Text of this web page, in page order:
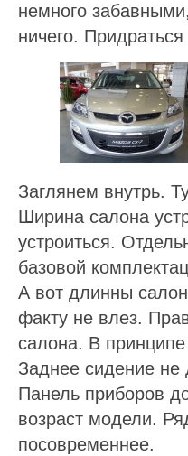
немного
ничего.
Заглянем внутрь.
Ширина салона
устроиться.
базовой
А вот длинны
факту не влез.
салона. В
Заднее сидение не
Панель приборов
возраст модели.
посовременнее.